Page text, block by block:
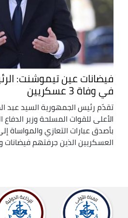
فيضانات عين تيموشنت:
في وفاة 3 عسكريين
تقدّم رئيس الجمهورية السيد عبد
الأعلى للقوات المسلحة وزير الدفاع
بأصدق عبارات التعازي والمواساة
العسكريين الذين جرفتهم فيضانات